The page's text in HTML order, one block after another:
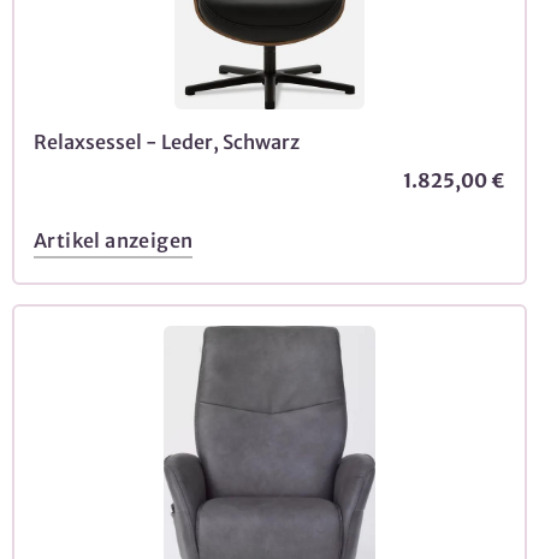
Relaxsessel - Leder, Schwarz
1.825,00 €
Artikel anzeigen